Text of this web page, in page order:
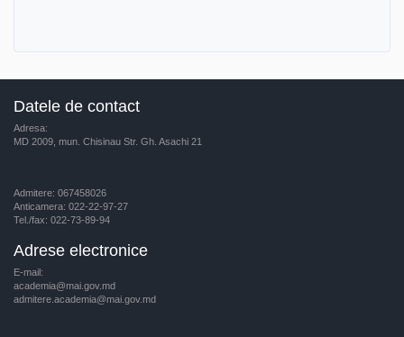
Datele de contact
Adresa:
MD 2009, mun. Chisinau Str. Gh. Asachi 21
Admitere: 067458026
Anticamera: 022-22-97-27
Tel./fax: 022-73-89-94
Adrese electronice
E-mail:
academia@mai.gov.md
admitere.academia@mai.gov.md